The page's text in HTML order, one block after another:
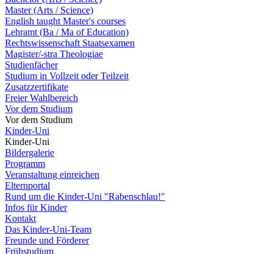
Master (Arts / Science)
English taught Master's courses
Lehramt (Ba / Ma of Education)
Rechtswissenschaft Staatsexamen
Magister/-stra Theologiae
Studienfächer
Studium in Vollzeit oder Teilzeit
Zusatzzertifikate
Freier Wahlbereich
Vor dem Studium
Vor dem Studium
Kinder-Uni
Kinder-Uni
Bildergalerie
Programm
Veranstaltung einreichen
Elternportal
Rund um die Kinder-Uni "Rabenschlau!"
Infos für Kinder
Kontakt
Das Kinder-Uni-Team
Freunde und Förderer
Frühstudium